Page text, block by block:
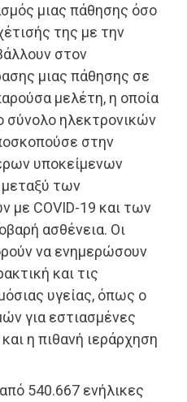
μιας πάθησης όσο
της με την
στον
μιας πάθησης σε
μελέτη, η οποία
σύνολο ηλεκτρονικών
στην
υποκείμενων
των
με COVID-19 και των
ασθένεια. Οι
να ενημερώσουν
και τις
υγείας, όπως ο
για εστιασμένες
η πιθανή ιεράρχηση
540.667 ενήλικες